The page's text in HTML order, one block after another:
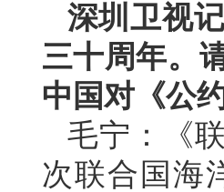
深圳卫视
三十周年。
中国对《公
毛宁：《
次联合国海